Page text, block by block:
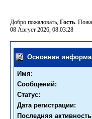
Добро пожаловать, Гость.
08 Август 2026, 08:03:28
Основная
Имя:
Сообщений:
Статус:
Дата регистрации:
Последняя